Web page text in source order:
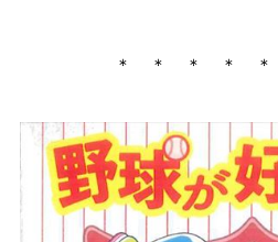
＊ ＊ ＊ ＊